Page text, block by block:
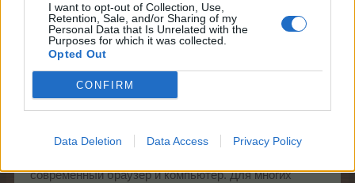
I want to opt-out of Collection, Use,
Retention, Sale, and/or Sharing of my
Personal Data that Is Unrelated with the
Purposes for which it was collected.
Opted Out
CONFIRM
Data Deletion Data Access Privacy Policy
Привет, фермeры!
Хотим поделиться кратким обновлением
относительно запланированного перемещения на
Unity6. Обновление уже доступно, и мы получили
несколько сообщений от игроков, у которых возникли
современный браузер и компьютер. Для многих